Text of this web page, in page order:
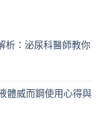
析：泌尿科醫師教你
體威而鋼使用心得與